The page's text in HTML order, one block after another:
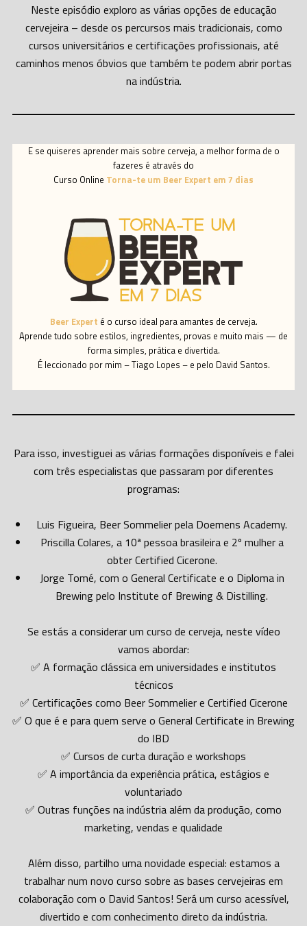
Neste episódio exploro as várias opções de educação
cervejeira – desde os percursos mais tradicionais, como
cursos universitários e certificações profissionais, até
caminhos menos óbvios que também te podem abrir portas
na indústria.
E se quiseres aprender mais sobre cerveja, a melhor forma de o
fazeres é através do
Curso Online Torna-te um Beer Expert em 7 dias
Beer Expert é o curso ideal para amantes de cerveja.
Aprende tudo sobre estilos, ingredientes, provas e muito mais — de
forma simples, prática e divertida.
É leccionado por mim – Tiago Lopes – e pelo David Santos.
Para isso, investiguei as várias formações disponíveis e falei
com três especialistas que passaram por diferentes
programas:
Luis Figueira, Beer Sommelier pela Doemens Academy.
Priscilla Colares, a 10ª pessoa brasileira e 2º mulher a
obter Certified Cicerone.
Jorge Tomé, com o General Certificate e o Diploma in
Brewing pelo Institute of Brewing & Distilling.
Se estás a considerar um curso de cerveja, neste vídeo
vamos abordar:
✅ A formação clássica em universidades e institutos
técnicos
✅ Certificações como Beer Sommelier e Certified Cicerone
✅ O que é e para quem serve o General Certificate in Brewing
do IBD
✅ Cursos de curta duração e workshops
✅ A importância da experiência prática, estágios e
voluntariado
✅ Outras funções na indústria além da produção, como
marketing, vendas e qualidade
Além disso, partilho uma novidade especial: estamos a
trabalhar num novo curso sobre as bases cervejeiras em
colaboração com o David Santos! Será um curso acessível,
divertido e com conhecimento direto da indústria.